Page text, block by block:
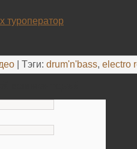
туроператор
| Тэги: drum'n'bass, electro